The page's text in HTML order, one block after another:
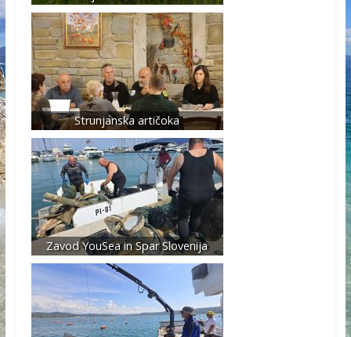
Strunjanska artičoka
Zavod YouSea in Spar Slovenija